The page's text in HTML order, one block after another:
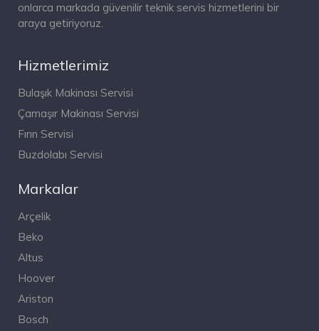
onlarca markada güvenilir teknik servis hizmetlerini bir
araya getiriyoruz.
Hizmetlerimiz
Bulaşık Makinası Servisi
Çamaşır Makinası Servisi
Fırın Servisi
Buzdolabı Servisi
Markalar
Arçelik
Beko
Altus
Hoover
Ariston
Bosch